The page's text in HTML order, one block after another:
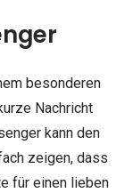
besonderen
Nachricht
kann den
zeigen, dass
für einen lieben